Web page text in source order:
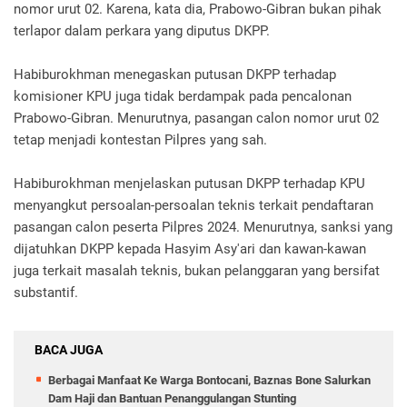
nomor urut 02. Karena, kata dia, Prabowo-Gibran bukan pihak
terlapor dalam perkara yang diputus DKPP.
Habiburokhman menegaskan putusan DKPP terhadap
komisioner KPU juga tidak berdampak pada pencalonan
Prabowo-Gibran. Menurutnya, pasangan calon nomor urut 02
tetap menjadi kontestan Pilpres yang sah.
Habiburokhman menjelaskan putusan DKPP terhadap KPU
menyangkut persoalan-persoalan teknis terkait pendaftaran
pasangan calon peserta Pilpres 2024. Menurutnya, sanksi yang
dijatuhkan DKPP kepada Hasyim Asy'ari dan kawan-kawan
juga terkait masalah teknis, bukan pelanggaran yang bersifat
substantif.
BACA JUGA
Berbagai Manfaat Ke Warga Bontocani, Baznas Bone Salurkan
Dam Haji dan Bantuan Penanggulangan Stunting